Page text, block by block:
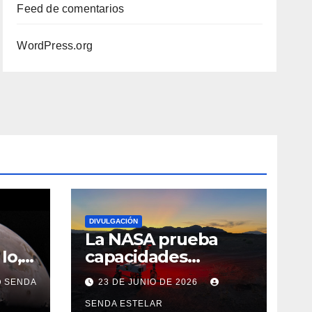
Feed de comentarios
WordPress.org
SENDA
DIVULGACIÓN
La NASA prueba
capacidades
avanzadas para
vehículos
23 DE JUNIO DE 2026
SENDA ESTELAR